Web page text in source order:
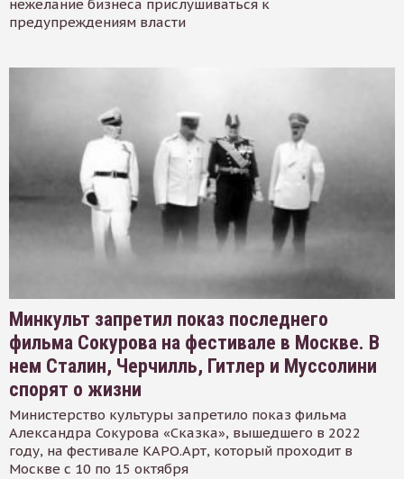
нежелание бизнеса прислушиваться к
предупреждениям власти
Минкульт запретил показ последнего
фильма Сокурова на фестивале в Москве. В
нем Сталин, Черчилль, Гитлер и Муссолини
спорят о жизни
Министерство культуры запретило показ фильма
Александра Сокурова «Сказка», вышедшего в 2022
году, на фестивале КАРО.Арт, который проходит в
Москве с 10 по 15 октября